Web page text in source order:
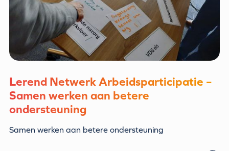
Lerend Netwerk Arbeidsparticipatie –
Samen werken aan betere
ondersteuning
Samen werken aan betere ondersteuning